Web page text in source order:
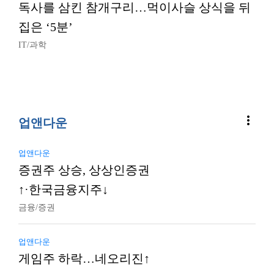
독사를 삼킨 참개구리…먹이사슬 상식을 뒤
집은 ‘5분’
IT/과학
업앤다운 more_vert
업앤다운
증권주 상승, 상상인증권
↑·한국금융지주↓
금융/증권
업앤다운
게임주 하락…네오리진↑